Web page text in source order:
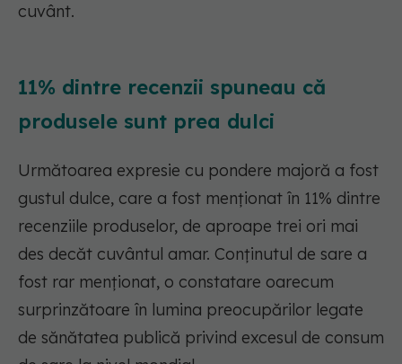
cuvânt.
11% dintre recenzii spuneau că
produsele sunt prea dulci
Următoarea expresie cu pondere majoră a fost
gustul dulce, care a fost menționat în 11% dintre
recenziile produselor, de aproape trei ori mai
des decăt cuvântul amar. Conținutul de sare a
fost rar menționat, o constatare oarecum
surprinzătoare în lumina preocupărilor legate
de sănătatea publică privind excesul de consum